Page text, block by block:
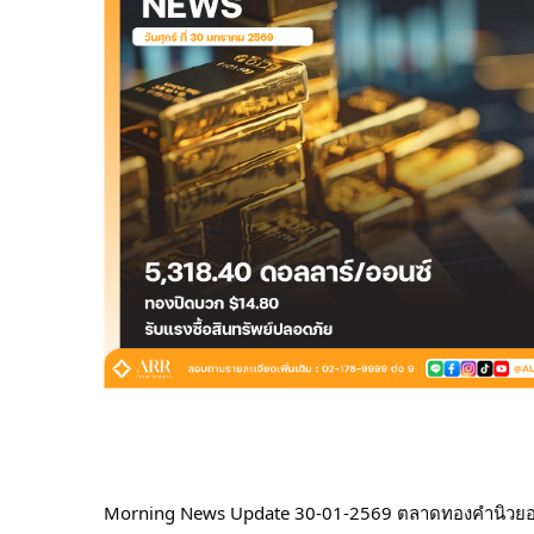
Morning News Update 30-01-2569 ตลาดทองคำนิวย